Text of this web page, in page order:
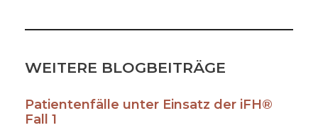
WEITERE BLOGBEITRÄGE
Patientenfälle unter Einsatz der iFH®
Fall 1
SeiteSeiteSeiteSeiteSeite